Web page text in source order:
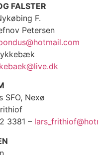
FALSTER
F.
Petersen
SFO, Nexø
3381 –